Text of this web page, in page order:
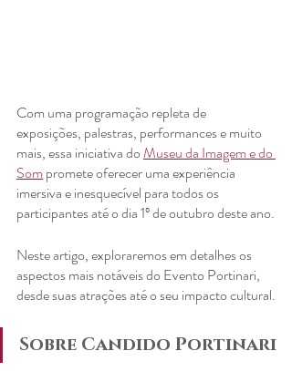
Com uma programação repleta de
exposições, palestras, performances e muito
mais, essa iniciativa do Museu da Imagem e do
Som promete oferecer uma experiência
imersiva e inesquecível para todos os
participantes até o dia 1º de outubro deste ano.
Neste artigo, exploraremos em detalhes os
aspectos mais notáveis do Evento Portinari,
desde suas atrações até o seu impacto cultural.
Sobre Candido Portinari